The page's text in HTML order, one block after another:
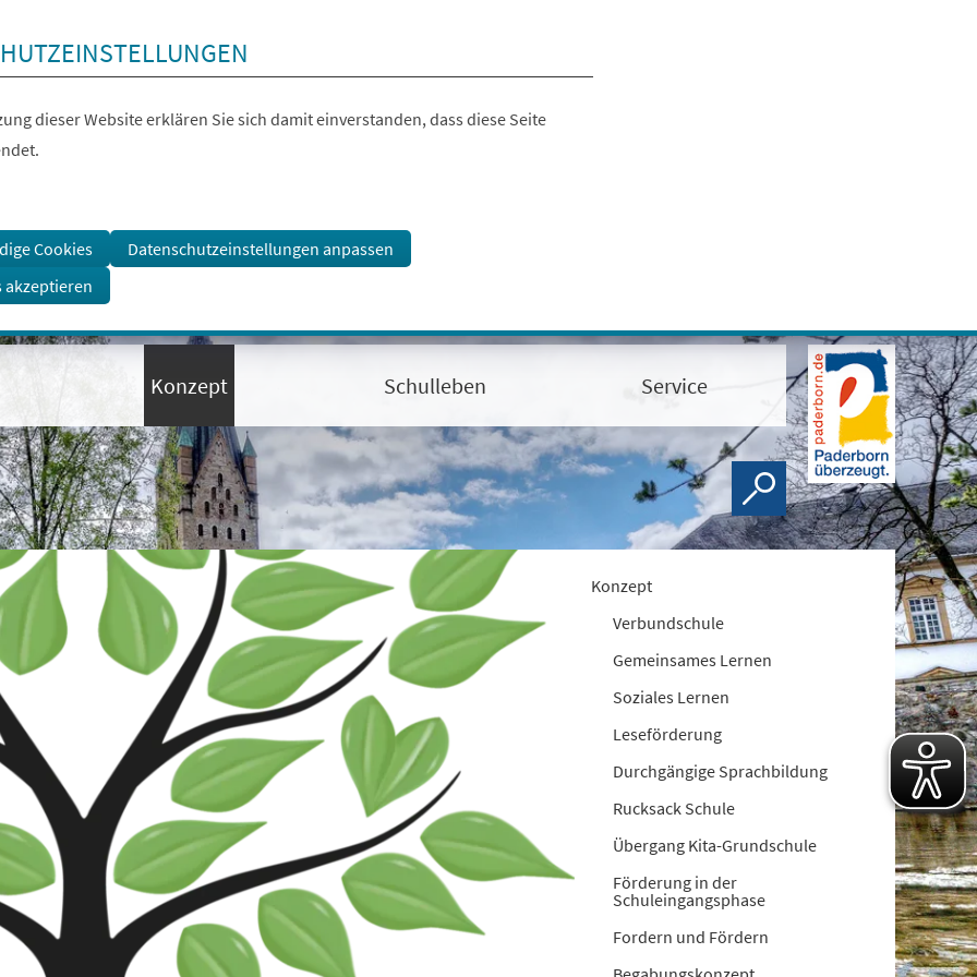
dieser Website erklären Sie sich damit einverstanden, dass diese Seite
Cookies
Datenschutzeinstellungen anpassen
akzeptieren
Konzept Schulleben Service
Konzept
Verbundschule
Gemeinsames Lernen
Soziales Lernen
Leseförderung
Durchgängige Sprachbildung
Rucksack Schule
Übergang Kita-Grundschule
Förderung in der
Schuleingangsphase
Fordern und Fördern